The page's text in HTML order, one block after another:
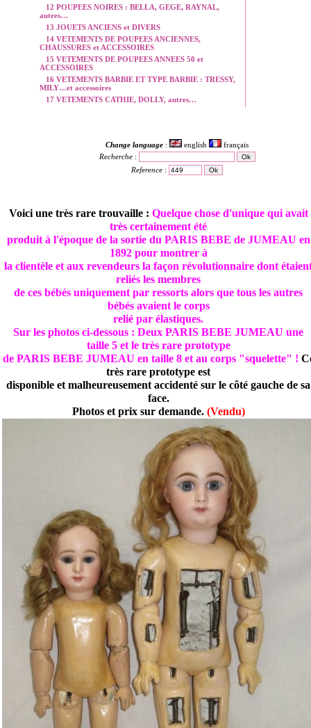
12 POUPEES NOIRES : BELLA, GEGE, RAYNAL,
autres…
13 JOUETS ANCIENS et DIVERS
14 VETEMENTS DE POUPEES ANCIENNES,
CHAUSSURES et ACCESSOIRES
15 VETEMENTS DE POUPEES ANNEES 50 et
ACCESSOIRES
16 VETEMENTS BARBIE ET TYPE BARBIE : TRESSY,
MILY…et accessoires
17 VETEMENTS CATHIE, DOLLY, autres…
Change language : english
français
Recherche:
Reference :
Voici une très rare trouvaille : Quelque chose d'unique qui avait
très certainement été
produit à l'époque de la sortie du PARIS BEBE de JUMEAU en
1892 pour montrer à
la clientèle et aux revendeurs la façon révolutionnaire dont
reliés les membres
de ces bébés uniquement par ressorts alors que tous les autres
bébés avaient le corps
relié par élastiques.
Sur les photos ci-dessous : Deux PARIS BEBE JUMEAU une
taille 5 et le très rare prototype
de PARIS BEBE JUMEAU en taille 8 et au corps "squelette" !
très rare prototype est
disponible et malheureusement accidenté sur le côté gauche de sa
face.
Photos et prix sur demande.(Vendu)